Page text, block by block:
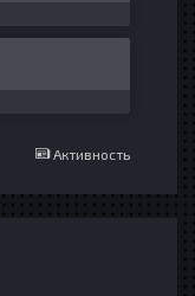
Активность